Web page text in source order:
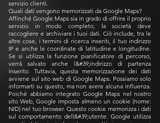
servizio clienti.
Quali dati vengono memorizzati da Google Maps?
Affinché Google Maps sia in grado di offrire il proprio
servizio in modo completo, la società deve
raccogliere e archiviare i tuoi dati. Ciò include, tra le
altre cose, i termini di ricerca inseriti, il tuo indirizzo
IP e anche le coordinate di latitudine e longitudine.
Se si utilizza la funzione pianificatore di percorso,
verrà salvato anche l&#39;indirizzo di partenza
inserito. Tuttavia, questa memorizzazione dei dati
avviene sul sito web di Google Maps. Possiamo solo
informarti su questo, ma non avere alcuna influenza.
Poiché abbiamo integrato Google Maps nel nostro
sito Web, Google imposta almeno un cookie (nome:
NID) nel tuo browser. Questo cookie memorizza i dati
sul comportamento dell&#39;utente. Google utilizza